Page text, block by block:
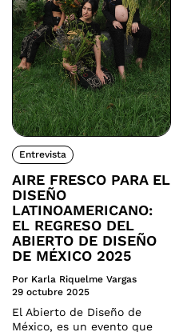
Entrevista
AIRE FRESCO PARA EL
DISEÑO
LATINOAMERICANO:
EL REGRESO DEL
ABIERTO DE DISEÑO
DE MÉXICO 2025
Por Karla Riquelme Vargas
29 octubre 2025
El Abierto de Diseño de
México, es un evento que